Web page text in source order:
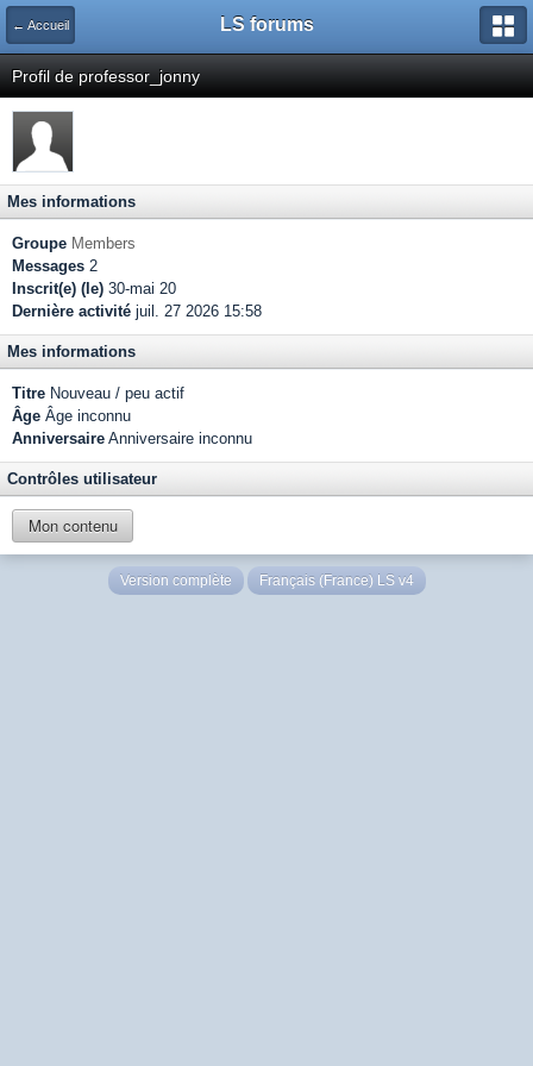
← Accueil LS forums
Profil de professor_jonny
Mes informations
Groupe Members
Messages 2
Inscrit(e) (le) 30-mai 20
Dernière activité juil. 27 2026 15:58
Mes informations
Titre Nouveau / peu actif
Âge Âge inconnu
Anniversaire Anniversaire inconnu
Contrôles utilisateur
Mon contenu
Version complète Français (France) LS v4